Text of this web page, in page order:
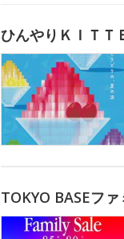
ひんやりＫＩＴＴ
TOKYO BASEフ